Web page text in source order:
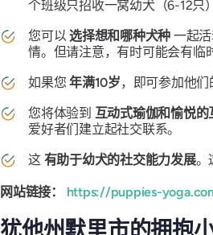
个班级只招收一窝幼犬（6-12只
您可以 选择想和哪种犬种 一起
情。但请注意，有时可能会有临
如果您年满10岁，即可参加他们
您将体验到 互动式瑜伽和愉悦的
爱好者们建立起社交联系。
这 有助于幼犬的社交能力发展。
网站链接： https://puppies-